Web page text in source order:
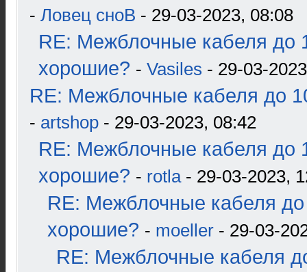
- Ловец сноВ - 29-03-2023, 08:08
RE: Межблочные кабеля до
хорошие? - Vasiles - 29-03-
RE: Межблочные кабеля до
- artshop - 29-03-2023, 08:42
RE: Межблочные кабеля до
хорошие? - rotla- 29-03-2023,
RE: Межблочные кабеля до
хорошие? - moeller - 29-03-
RE: Межблочные кабеля